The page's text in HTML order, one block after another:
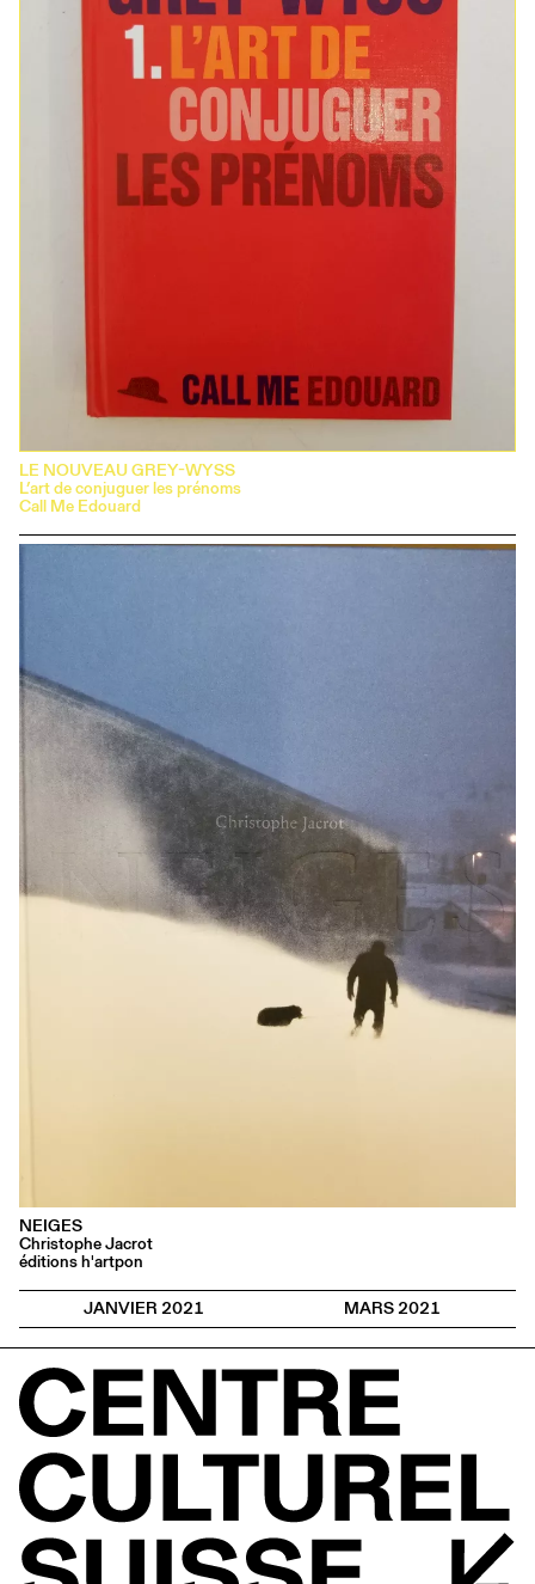
LE NOUVEAU GREY-WYSS
L’art de conjuguer les prénoms
Call Me Edouard
NEIGES
Christophe Jacrot
éditions h'artpon
JANVIER 2021
MARS 2021